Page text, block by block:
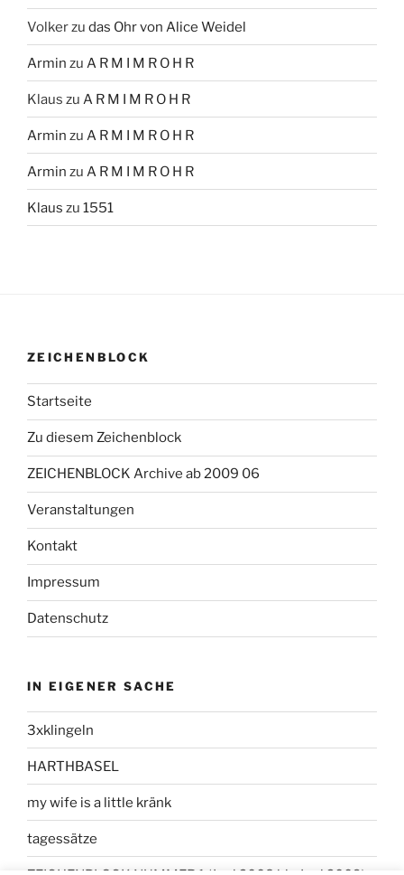
Volkerzu das Ohr von Alice Weidel
Armin zu A R M I M R O H R
Klaus zu A R M I M R O H R
Armin zu A R M I M R O H R
Armin zu A R M I M R O H R
Klaus zu 1551
ZEICHENBLOCK
Startseite
Zu diesem Zeichenblock
ZEICHENBLOCK Archive ab 2009 06
Veranstaltungen
Kontakt
Impressum
Datenschutz
IN EIGENER SACHE
3xklingeln
HARTHBASEL
my wife is a little kränk
tagessätze